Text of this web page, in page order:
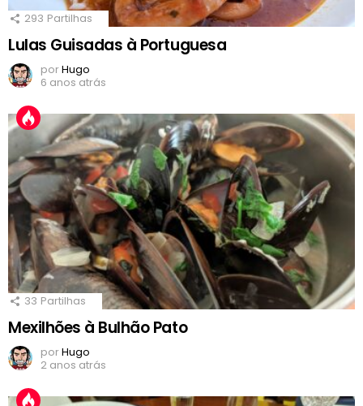
293 Partilhas
Lulas Guisadas à Portuguesa
porHugo
6 anos atrás
33 Partilhas
Mexilhões à Bulhão Pato
porHugo
2 anos atrás